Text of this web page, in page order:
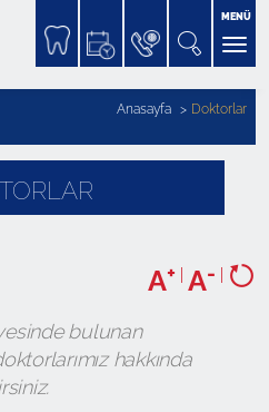
MENÜ
Anasayfa Doktorlar
A+ | A- |
bulunan
hakkında